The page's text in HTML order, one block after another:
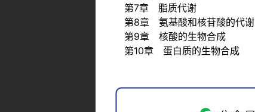
第7章 脂质代谢
第8章 氨基酸和核苷酸的代谢
第9章 核酸的生物合成
第10章 蛋白质的生物合成